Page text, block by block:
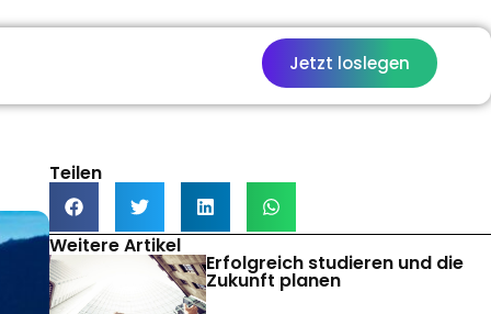
Jetzt loslegen
Teilen
Weitere Artikel
Erfolgreich studieren und die
Zukunft planen